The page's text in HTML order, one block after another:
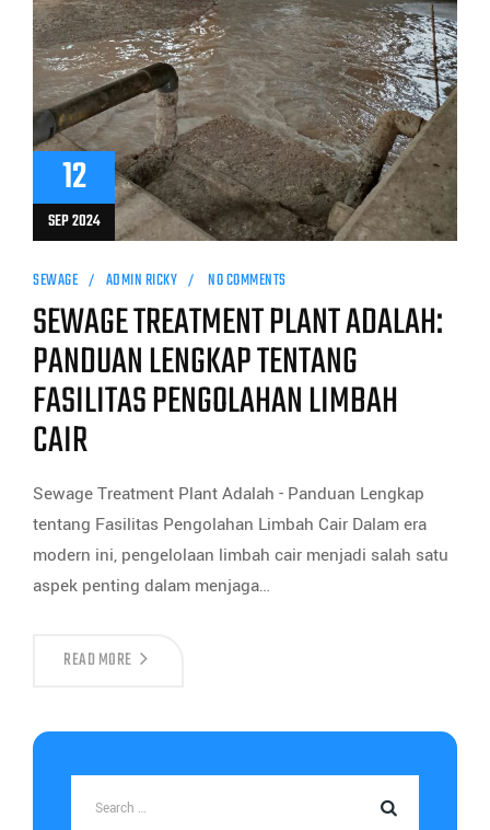
12
SEP 2024
SEWAGE ADMIN RICKY NO COMMENTS
SEWAGE TREATMENT PLANT ADALAH:
PANDUAN LENGKAP TENTANG
FASILITAS PENGOLAHAN LIMBAH
CAIR
Sewage Treatment Plant Adalah - Panduan Lengkap
tentang Fasilitas Pengolahan Limbah Cair Dalam era
modern ini, pengelolaan limbah cair menjadi salah satu
aspek penting dalam menjaga…
READ MORE